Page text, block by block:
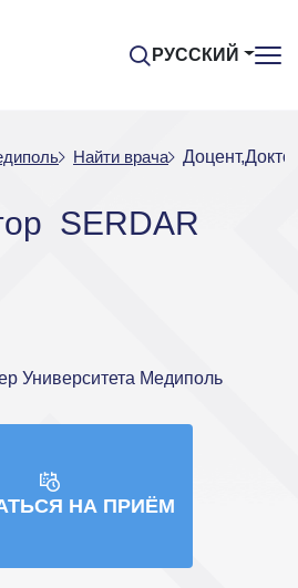
РУССКИЙ
Найти врача
SERDAR
Университета Медиполь
НА ПРИЁМ